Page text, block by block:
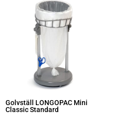
Golvställ LONGOPAC Mini
Classic Standard